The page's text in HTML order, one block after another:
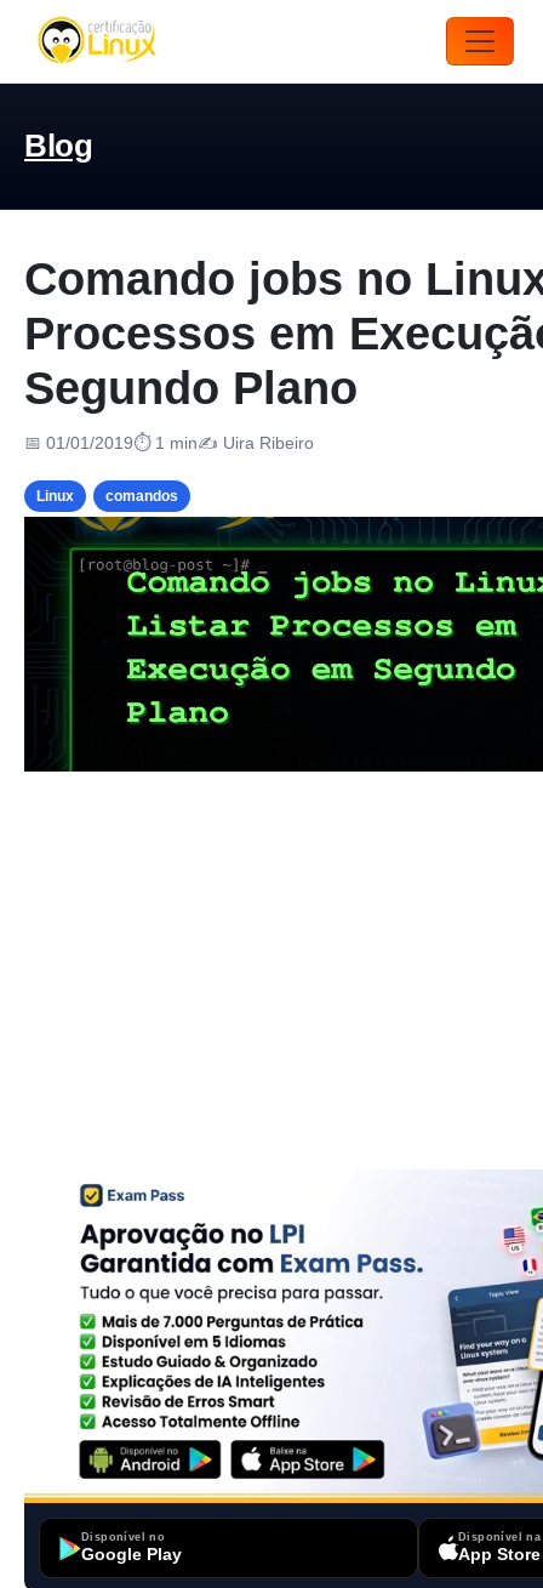
Blog
Comando jobs no
Processos em
Segundo Plano
📅 01/01/2019⏱ 1 min✍️ Uira Ribeiro
Linux comandos
Disponível no
Google Play
Disponível na
App Store